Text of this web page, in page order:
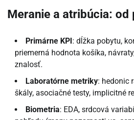
Meranie a atribúcia: od
Primárne KPI: dĺžka pobytu,
priemerná hodnota košíka,
znalosť.
Laboratórne metriky: hedonic
škály, asociačné testy, implicitné
Biometria: EDA, srdcová